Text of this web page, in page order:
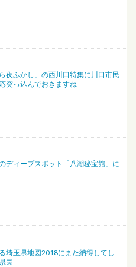
ら夜ふかし」の西川口特集に川口市民
突っ込んでおきますね
ディープスポット「八潮秘宝館」に
埼玉県地図2018にまた納得してし
民